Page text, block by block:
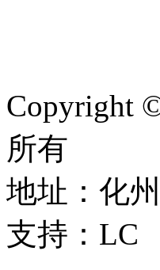
Copyright
所有
地址：化
支持：LC